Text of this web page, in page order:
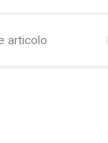
articolo